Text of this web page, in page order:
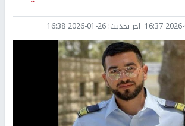
2026- اخر تحديث: 2026-01-26 16:38